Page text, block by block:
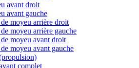
avant droit
avant gauche
moyeu arrière droit
moyeu arrière gauche
moyeu avant droit
moyeu avant gauche
complet